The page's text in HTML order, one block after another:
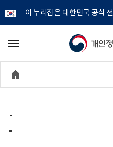
이 누리집은 대한민국 공식
개
정
보
메
기
-